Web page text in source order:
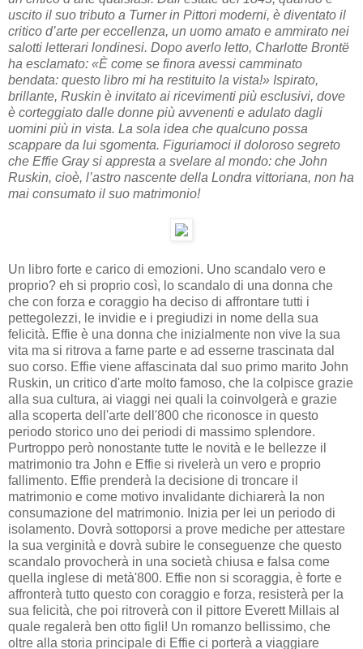
uscito il suo tributo a Turner in Pittori moderni, è diventato il
critico d’arte per eccellenza, un uomo amato e ammirato nei
salotti letterari londinesi. Dopo averlo letto, Charlotte Brontë
ha esclamato: «È come se finora avessi camminato
bendata: questo libro mi ha restituito la vista!» Ispirato,
brillante, Ruskin è invitato ai ricevimenti più esclusivi, dove
è corteggiato dalle donne più avvenenti e adulato dagli
uomini più in vista. La sola idea che qualcuno possa
scappare da lui sgomenta. Figuriamoci il doloroso segreto
che Effie Gray si appresta a svelare al mondo: che John
Ruskin, cioè, l’astro nascente della Londra vittoriana, non ha
mai consumato il suo matrimonio!
Un libro forte e carico di emozioni. Uno scandalo vero e
proprio? eh si proprio così, lo scandalo di una donna che
che con forza e coraggio ha deciso di affrontare tutti i
pettegolezzi, le invidie e i pregiudizi in nome della sua
felicità. Effie è una donna che inizialmente non vive la sua
vita ma si ritrova a farne parte e ad esserne trascinata dal
suo corso. Effie viene affascinata dal suo primo marito John
Ruskin, un critico d'arte molto famoso, che la colpisce grazie
alla sua cultura, ai viaggi nei quali la coinvolgerà e grazie
alla scoperta dell'arte dell'800 che riconosce in questo
periodo storico uno dei periodi di massimo splendore.
Purtroppo però nonostante tutte le novità e le bellezze il
matrimonio tra John e Effie si rivelerà un vero e proprio
fallimento. Effie prenderà la decisione di troncare il
matrimonio e come motivo invalidante dichiarerà la non
consumazione del matrimonio. Inizia per lei un periodo di
isolamento. Dovrà sottoporsi a prove mediche per attestare
la sua verginità e dovrà subire le conseguenze che questo
scandalo provocherà in una società chiusa e falsa come
quella inglese di metà'800. Effie non si scoraggia, è forte e
affronterà tutto questo con coraggio e forza, resisterà per la
sua felicità, che poi ritroverà con il pittore Everett Millais al
quale regalerà ben otto figli! Un romanzo bellissimo, che
oltre alla storia principale di Effie ci porterà a viaggiare